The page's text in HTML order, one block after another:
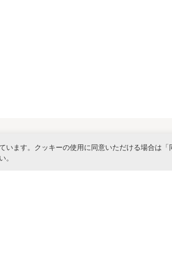
関連サービス
ます。クッキーの使用に同意いただける場合は「
。